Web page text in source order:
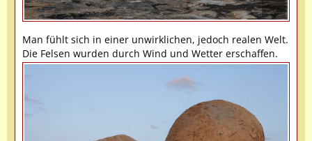
Man fühlt sich in einer unwirklichen, jedoch realen Welt.
Die Felsen wurden durch Wind und Wetter erschaffen.